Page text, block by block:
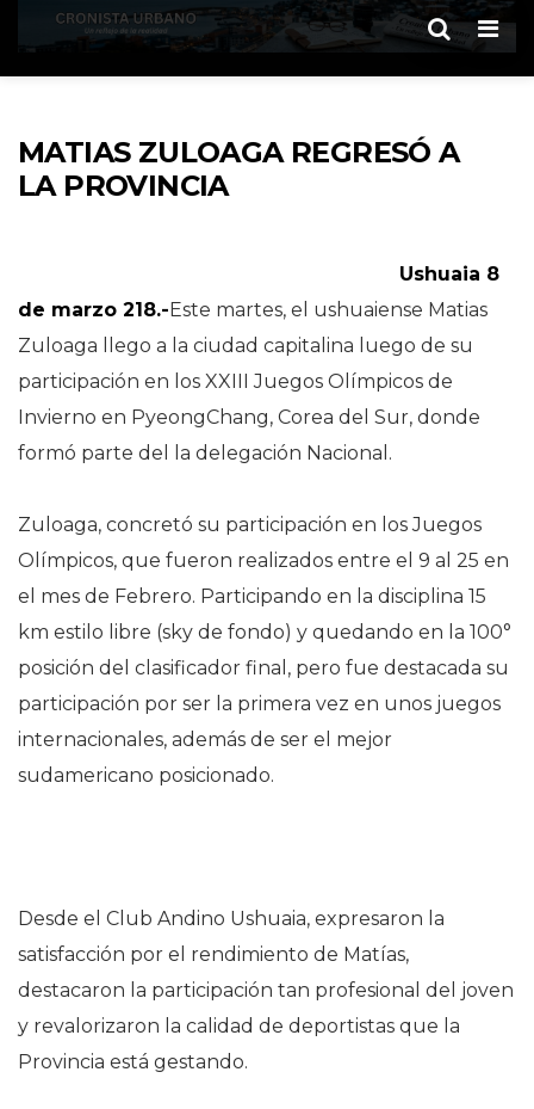
MATIAS ZULOAGA REGRESÓ A
LA PROVINCIA
Ushuaia 8
de marzo 218.-Este martes, el ushuaiense Matias
Zuloaga llego a la ciudad capitalina luego de su
participación en los XXIII Juegos Olímpicos de
Invierno en PyeongChang, Corea del Sur, donde
formó parte del la delegación Nacional.
Zuloaga, concretó su participación en los Juegos
Olímpicos, que fueron realizados entre el 9 al 25 en
el mes de Febrero. Participando en la disciplina 15
km estilo libre (sky de fondo) y quedando en la 100°
posición del clasificador final, pero fue destacada su
participación por ser la primera vez en unos juegos
internacionales, además de ser el mejor
sudamericano posicionado.
Desde el Club Andino Ushuaia, expresaron la
satisfacción por el rendimiento de Matías,
destacaron la participación tan profesional del joven
y revalorizaron la calidad de deportistas que la
Provincia está gestando.